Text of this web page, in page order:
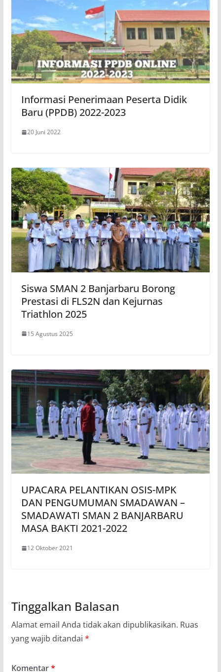
Informasi Penerimaan Peserta Didik
Baru (PPDB) 2022-2023
20 Juni 2022
Siswa SMAN 2 Banjarbaru Borong
Prestasi di FLS2N dan Kejurnas
Triathlon 2025
15 Agustus 2025
UPACARA PELANTIKAN OSIS-MPK
DAN PENGUMUMAN SMADAWAN –
SMADAWATI SMAN 2 BANJARBARU
MASA BAKTI 2021-2022
12 Oktober 2021
Tinggalkan Balasan
Alamat email Anda tidak akan dipublikasikan. Ruas
yang wajib ditandai *
Komentar*